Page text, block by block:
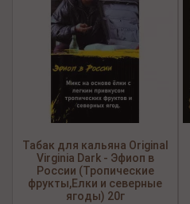
Табак для кальяна Original
Virginia Dark - Эфиоп в
России (Тропические
фрукты,Елки и северные
ягоды) 20г